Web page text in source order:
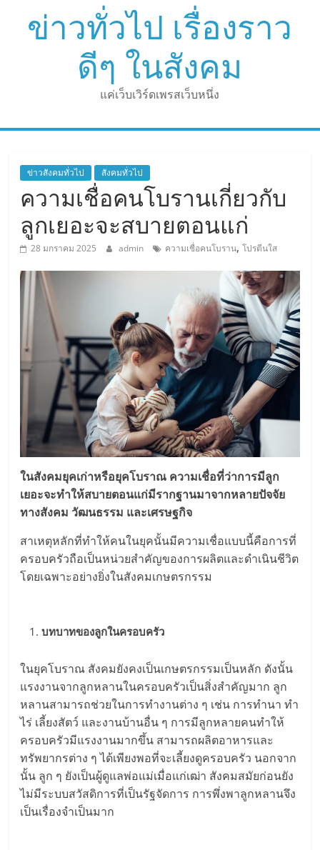
contentข่าวทั่วไป เรื่องราว
ดีๆ ในสังคม
แค่เว็บเวิร์ดเพรสเว็บหนึ่ง
ข่าวสังคมทั่วไป สังคมทั่วไป
ความเชื่อคนโบรานเกี่ยวกับ
ลูกเยอะจะสบายตอนแก่
28 มกราคม 2025 admin ความเชื่อคนโบราน,โปรตีนใส
ในสังคมยุคเก่าหรือยุคโบราณ ความเชื่อที่ว่าการมีลูก
เยอะจะทำให้สบายตอนแก่มีรากฐานมาจากหลายปัจจัย
ทางสังคม วัฒนธรรม และเศรษฐกิจ
สาเหตุหลักที่ทำให้คนในยุคนั้นมีความเชื่อแบบนี้คือการที่
ครอบครัวถือเป็นหน่วยสำคัญของการผลิตและดำเนินชีวิต
โดยเฉพาะอย่างยิ่งในสังคมเกษตรกรรม
บทบาทของลูกในครอบครัว
ในยุคโบราณ สังคมยังคงเป็นเกษตรกรรมเป็นหลัก ดังนั้น
แรงงานจากลูกหลานในครอบครัวเป็นสิ่งสำคัญมาก ลูก
หลานสามารถช่วยในการทำงานต่าง ๆ เช่น การทำนา ทำ
ไร่ เลี้ยงสัตว์ และงานบ้านอื่น ๆ การมีลูกหลายคนทำให้
ครอบครัวมีแรงงานมากขึ้น สามารถผลิตอาหารและ
ทรัพยากรต่าง ๆ ได้เพียงพอที่จะเลี้ยงดูครอบครัว นอกจาก
นั้น ลูก ๆ ยังเป็นผู้ดูแลพ่อแม่เมื่อแก่เฒ่า สังคมสมัยก่อนยัง
ไม่มีระบบสวัสดิการที่เป็นรัฐจัดการ การพึ่งพาลูกหลานจึง
เป็นเรื่องจำเป็นมาก